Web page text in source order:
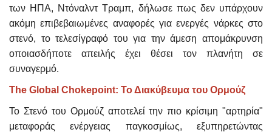
των ΗΠΑ, Ντόναλντ Τραμπ, δήλωσε πως δεν υπάρχουν
ακόμη επιβεβαιωμένες αναφορές για ενεργές νάρκες στο
στενό, το τελεσίγραφό του για την άμεση απομάκρυνση
οποιασδήποτε απειλής έχει θέσει τον πλανήτη σε
συναγερμό.
The Global Chokepoint: Το Διακύβευμα του Ορμούζ
Το Στενό του Ορμούζ αποτελεί την πιο κρίσιμη "αρτηρία"
μεταφοράς ενέργειας παγκοσμίως, εξυπηρετώντας